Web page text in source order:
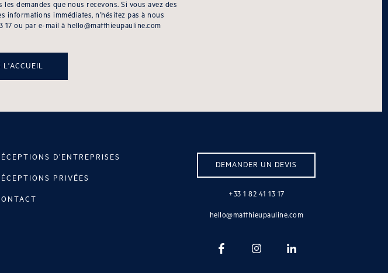
demandes que nous recevons. Si vous avez des
immédiates, n’hésitez pas à nous
17 ou par e-mail à hello@matthieupauline.com
L'ACCUEIL
D’ENTREPRISES
PRIVÉES
DEMANDER UN DEVIS
+33 1 82 41 13 17
hello@matthieupauline.com